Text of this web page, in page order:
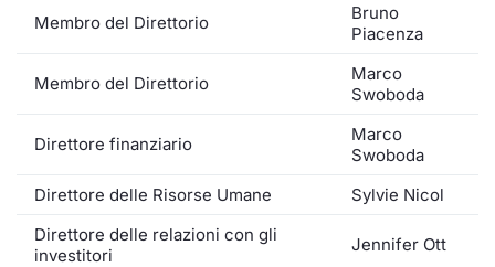
Membro del Direttorio
Bruno
Piacenza
Membro del Direttorio
Marco
Swoboda
Direttore finanziario
Marco
Swoboda
Direttore delle Risorse Umane
Sylvie Nicol
Direttore delle relazioni con gli
investitori
Jennifer Ott